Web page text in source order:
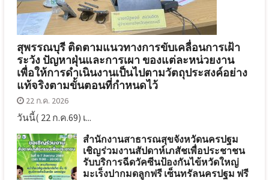
สุพรรณบุรี ติดตามแนวทางการขับเคลื่อนการเฝ้า
ระวัง ปัญหาฝุ่นและการเผา ของแต่ละหน่วยงาน
เพื่อให้การดำเนินงานเป็นไปตามวัตถุประสงค์อย่าง
แท้จริงตามขั้นตอนที่กำหนดไว้
22 ก.ค. 2026
วันนี้( 22 ก.ค.69) เ...
สำนักงานสาธารณสุขจังหวัดนครปฐม
เชิญร่วมงานสัปดาห์เภสัชเพื่อประชาชน
รับบริการฉีดวัคซีนป้องกันไข้หวัดใหญ่
มะเร็งปากมดลูกฟรี เซ็นทรัลนครปฐม ฟรี